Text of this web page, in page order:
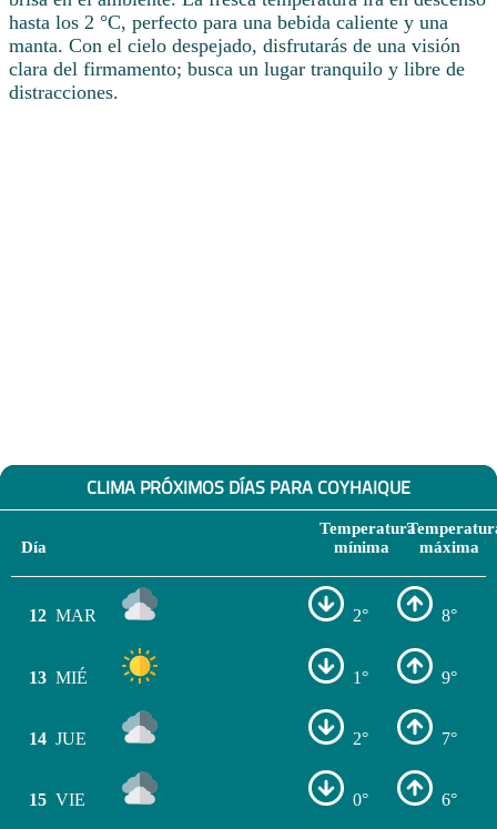
hasta los 2 °C, perfecto para una bebida caliente y una
manta. Con el cielo despejado, disfrutarás de una visión
clara del firmamento; busca un lugar tranquilo y libre de
distracciones.
CLIMA PRÓXIMOS DÍAS PARA COYHAIQUE
Día
Temperatura
mínima
máxima
12 MAR 2° 8°
13 MIÉ 1° 9°
14 JUE 2° 7°
15 VIE 0° 6°